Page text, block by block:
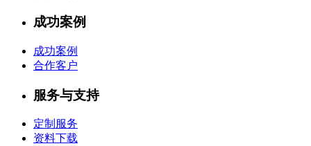
成功案例
成功案例
合作客户
服务与支持
定制服务
资料下载